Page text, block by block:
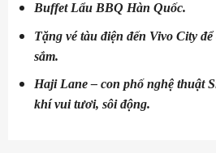
Buffet Lẩu BBQ Hàn Quốc.
Tặngvé tàu điện đến Vivo City
sắm.
Haji Lane – con phố nghệ thuật
khí vui tươi, sôi động.